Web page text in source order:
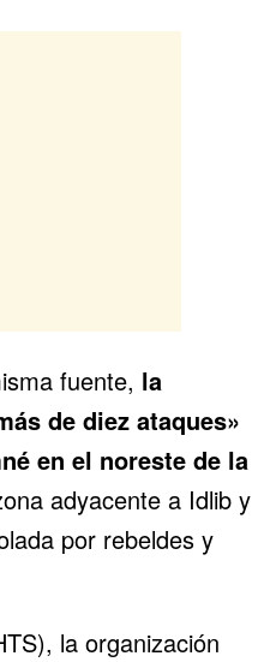
fuente, la
de diez ataques»
en el noreste de la
adyacente a Idlib y
por rebeldes y
la organización